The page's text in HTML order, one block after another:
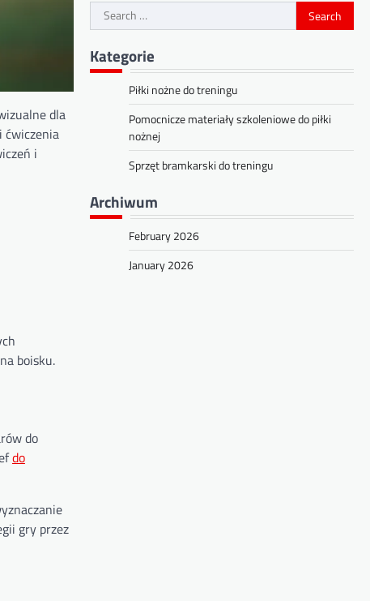
dla
ćwiczenia
i
boisku.
do
do
gry przez
Search
for:
Kategorie
Piłki nożne do treningu
Pomocnicze materiały szkoleniowe do piłki
nożnej
Sprzęt bramkarski do treningu
Archiwum
February 2026
January 2026